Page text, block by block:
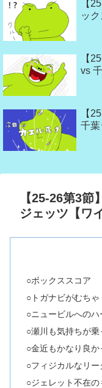
【
ッ
【
vs
【
千葉
【25-26第3
ジェッツ【ワ
○ボックススコア
○トガナビがむち
○ニュービルへの
○瀬川も気持ちが乗
○金近もかなり良か
○フィジカルなリー
○ジェレット不在